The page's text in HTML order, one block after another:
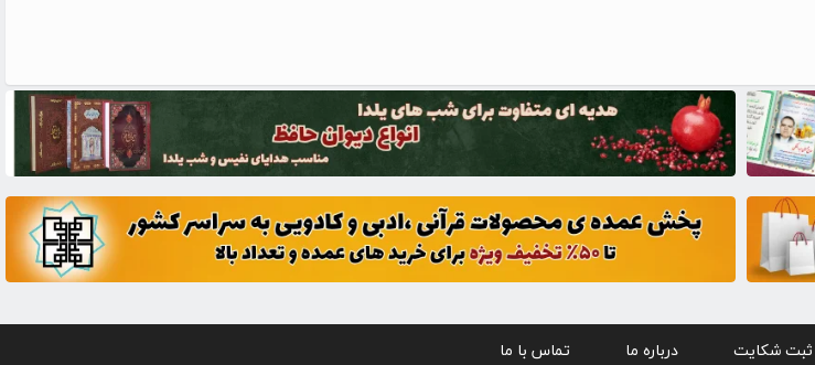
ثبت شکایت درباره ما تماس با ما